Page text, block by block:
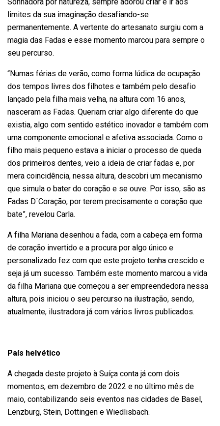
limites da sua imaginação desafiando-se
permanentemente. A vertente do artesanato surgiu com a
magia das Fadas e esse momento marcou para sempre o
seu percurso.
“Numas férias de verão, como forma lúdica de ocupação
dos tempos livres dos filhotes e também pelo desafio
lançado pela filha mais velha, na altura com 16 anos,
nasceram as Fadas. Queriam criar algo diferente do que
existia, algo com sentido estético inovador e também com
uma componente emocional e afetiva associada. Como o
filho mais pequeno estava a iniciar o processo de queda
dos primeiros dentes, veio a ideia de criar fadas e, por
mera coincidência, nessa altura, descobri um mecanismo
que simula o bater do coração e se ouve. Por isso, são as
Fadas D´Coração, por terem precisamente o coração que
bate”, revelou Carla.
A filha Mariana desenhou a fada, com a cabeça em forma
de coração invertido e a procura por algo único e
personalizado fez com que este projeto tenha crescido e
seja já um sucesso. Também este momento marcou a vida
da filha Mariana que começou a ser empreendedora nessa
altura, pois iniciou o seu percurso na ilustração, sendo,
atualmente, ilustradora já com vários livros publicados.
País helvético
A chegada deste projeto à Suíça conta já com dois
momentos, em dezembro de 2022 e no último mês de
maio, contabilizando seis eventos nas cidades de Basel,
Lenzburg, Stein, Dottingen e Wiedlisbach.